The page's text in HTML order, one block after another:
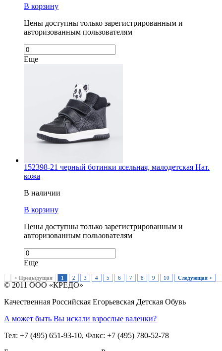
В корзину
Цены доступны только зарегистрированным и
авторизованным пользователям
Еще
152398-21 черный ботинки ясельная, малодетская Нат.
кожа
В наличии
В корзину
Цены доступны только зарегистрированным и
авторизованным пользователям
Еще
< Предыдущая 1 2 3 4 5 6 7 8 9 10 Следующая >
© 2011 ООО «КРЕДО»
Качественная Российская Егорьевская Детская Обувь
А может быть Вы искали взрослые валенки?
Тел: +7 (495) 651-93-10, Факс: +7 (495) 780-52-78